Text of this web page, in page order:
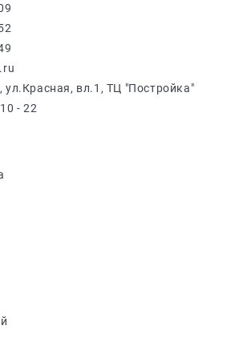
ул.Красная, вл.1, ТЦ "Постройка"
- 22